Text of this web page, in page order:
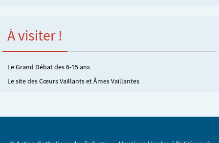
À visiter !
Le Grand Débat des 6-15 ans
Le site des Cœurs Vaillants et Âmes Vaillantes